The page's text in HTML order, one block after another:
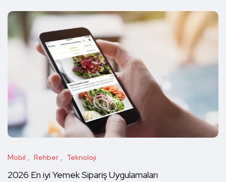
Mobil Rehber Teknoloji
2026 En iyi Yemek Sipariş Uygulamaları